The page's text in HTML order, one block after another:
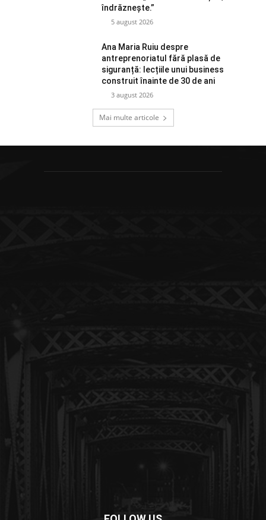
îndrăznește.”
5 august 2026
Ana Maria Ruiu despre
antreprenoriatul fără plasă de
siguranță: lecțiile unui business
construit înainte de 30 de ani
3 august 2026
Mai multe articole